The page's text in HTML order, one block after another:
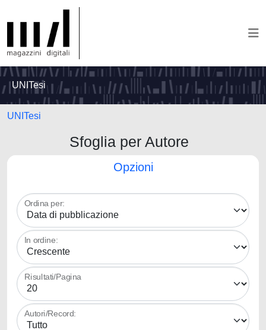
UNITesi
UNITesi
Sfoglia per Autore
Opzioni
Ordina per:
In ordine:
Risultati/Pagina
Autori/Record: